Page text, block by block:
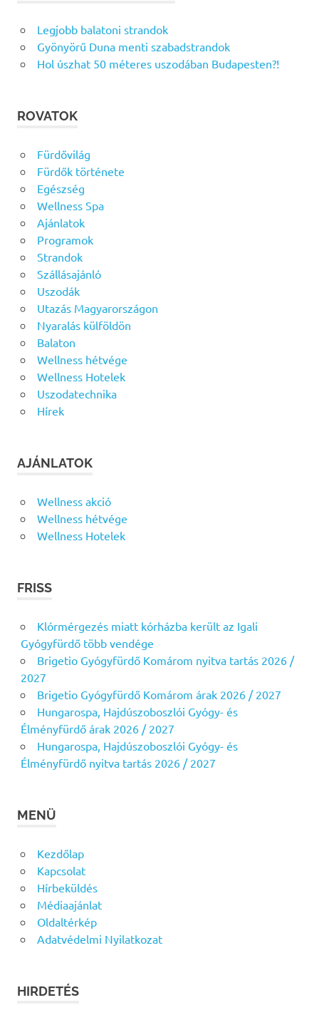
Legjobb balatoni strandok
Gyönyörű Duna menti szabadstrandok
Hol úszhat 50 méteres uszodában Budapesten?!
ROVATOK
Fürdővilág
Fürdők története
Egészség
Wellness Spa
Ajánlatok
Programok
Strandok
Szállásajánló
Uszodák
Utazás Magyarországon
Nyaralás külföldön
Balaton
Wellness hétvége
Wellness Hotelek
Uszodatechnika
Hírek
AJÁNLATOK
Wellness akció
Wellness hétvége
Wellness Hotelek
FRISS
Klórmérgezés miatt kórházba került az Igali
Gyógyfürdő több vendége
Brigetio Gyógyfürdő Komárom nyitva tartás 2026 /
2027
Brigetio Gyógyfürdő Komárom árak 2026 / 2027
Hungarospa, Hajdúszoboszlói Gyógy- és
Élményfürdő árak 2026 / 2027
Hungarospa, Hajdúszoboszlói Gyógy- és
Élményfürdő nyitva tartás 2026 / 2027
MENÜ
Kezdőlap
Kapcsolat
Hírbeküldés
Médiaajánlat
Oldaltérkép
Adatvédelmi Nyilatkozat
HIRDETÉS